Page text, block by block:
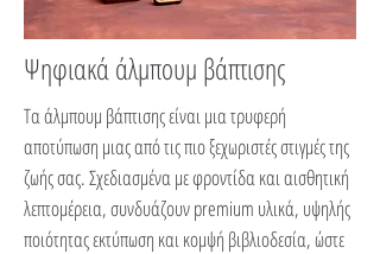
Ψηφιακά άλμπουμ βάπτισης
Τα άλμπουμ βάπτισης είναι μια τρυφερή
αποτύπωση μιας από τις πιο ξεχωριστές στιγμές της
ζωής σας. Σχεδιασμένα με φροντίδα και αισθητική
λεπτομέρεια, συνδυάζουν premium υλικά, υψηλής
ποιότητας εκτύπωση και κομψή βιβλιοδεσία, ώστε